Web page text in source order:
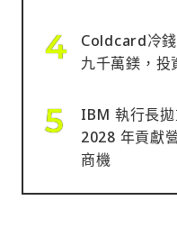
Coldcard冷
九千萬鎂，投
IBM 執行長
2028 年貢獻
商機